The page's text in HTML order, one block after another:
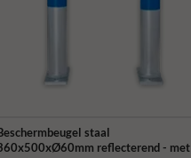
staal
reflecterend - met